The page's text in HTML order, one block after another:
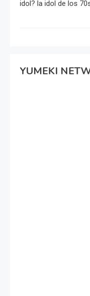
idol? la idol de los
YUMEKI